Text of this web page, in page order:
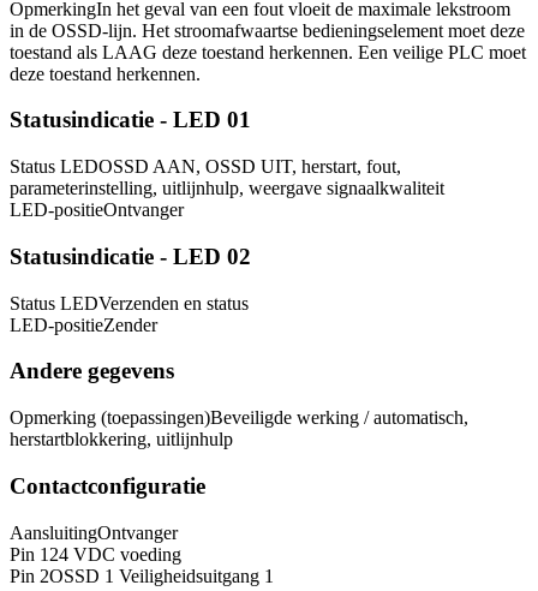
OpmerkingIn het geval van een fout vloeit de maximale lekstroom
in de OSSD-lijn. Het stroomafwaartse bedieningselement moet deze
toestand als LAAG deze toestand herkennen. Een veilige PLC moet
deze toestand herkennen.
Statusindicatie - LED 01
Status LEDOSSD AAN, OSSD UIT, herstart, fout,
parameterinstelling, uitlijnhulp, weergave signaalkwaliteit
LED-positieOntvanger
Statusindicatie - LED 02
Status LEDVerzenden en status
LED-positieZender
Andere gegevens
Opmerking (toepassingen)Beveiligde werking / automatisch,
herstartblokkering, uitlijnhulp
Contactconfiguratie
AansluitingOntvanger
Pin 1 24 VDC voeding
Pin 2OSSD 1 Veiligheidsuitgang 1